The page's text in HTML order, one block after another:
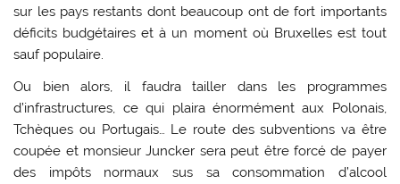
sur les pays restants dont beaucoup ont de fort importants
déficits budgétaires et à un moment où Bruxelles est tout
sauf populaire.
Ou bien alors, il faudra tailler dans les programmes
d’infrastructures, ce qui plaira énormément aux Polonais,
Tchèques ou Portugais… Le route des subventions va être
coupée et monsieur Juncker sera peut être forcé de payer
des impôts normaux sus sa consommation d’alcool